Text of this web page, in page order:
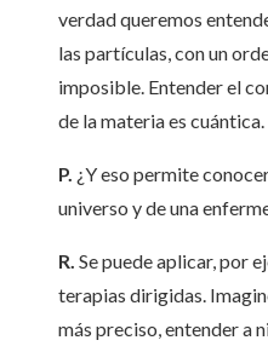
verdad queremos
las partículas, con un
imposible. Entender el
de la materia es cuántica.
P. ¿Y eso permite
universo y de una
R. Se puede aplicar, por
terapias dirigidas.
más preciso, entender a